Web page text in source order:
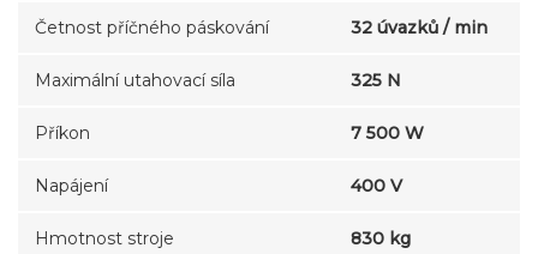
Četnost příčného páskování 32 úvazků / min
Maximální utahovací síla 325 N
Příkon 7 500 W
Napájení 400 V
Hmotnost stroje 830 kg